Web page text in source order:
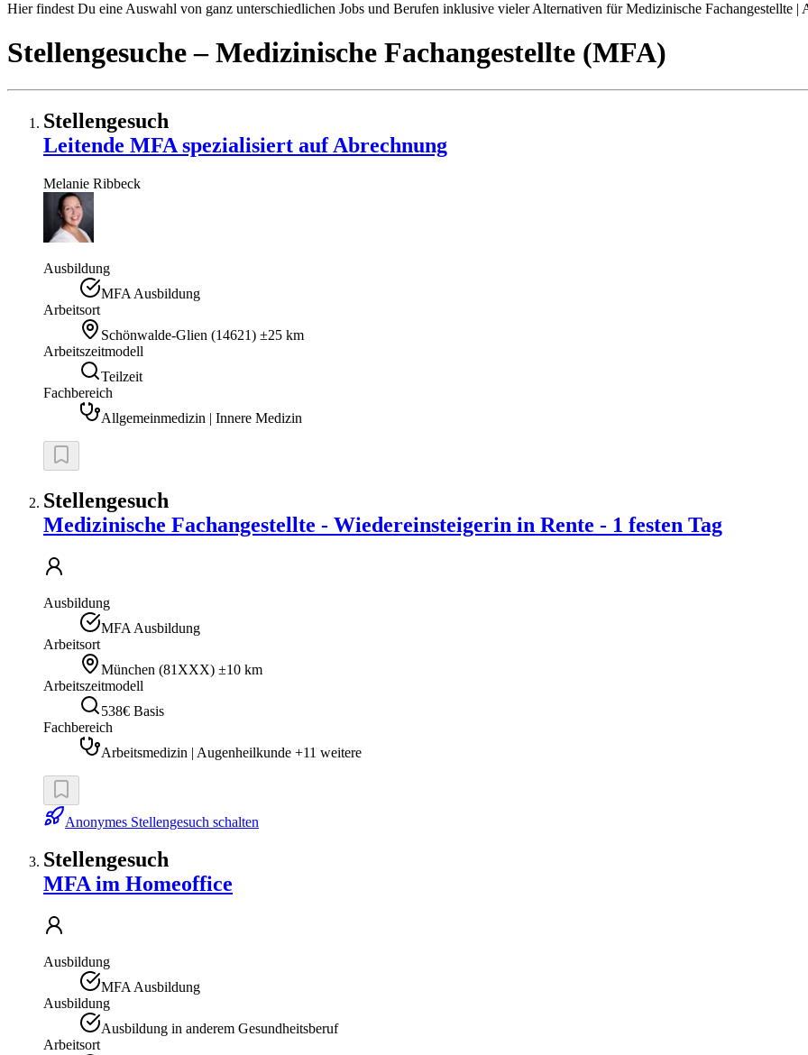
Hier findest Du eine Auswahl von ganz unterschiedlichen Jobs und Berufen inklusive vieler Alternativen für Medizinische Fachangestellte |
Stellengesuche– Medizinische Fachangestellte (MFA)
Stellengesuch
Leitende MFA spezialisiert auf Abrechnung
Melanie Ribbeck
Ausbildung
MFA Ausbildung
Arbeitsort
Schönwalde-Glien (14621) ±25 km
Arbeitszeitmodell
Teilzeit
Fachbereich
Allgemeinmedizin | Innere Medizin
Stellengesuch
Medizinische Fachangestellte - Wiedereinsteigerin in Rente - 1 festen Tag
Ausbildung
MFA Ausbildung
Arbeitsort
München (81XXX) ±10 km
Arbeitszeitmodell
538€ Basis
Fachbereich
Arbeitsmedizin | Augenheilkunde +11 weitere
Anonymes Stellengesuch schalten
Stellengesuch
MFA im Homeoffice
Ausbildung
MFA Ausbildung
Ausbildung
Ausbildung in anderem Gesundheitsberuf
Arbeitsort